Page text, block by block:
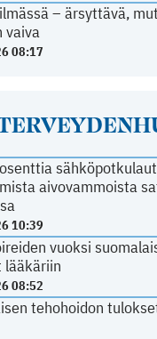
– ärsyttävä,
vaiva
08:17
aivovammoista
10:39
vuoksi
lääkäriin
08:52
tehohoidon